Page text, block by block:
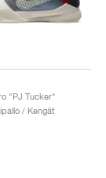
"PJ Tucker"
/ Kengät